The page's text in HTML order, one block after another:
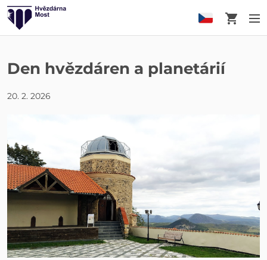
Košík
Den hvězdáren a planetárií
20. 2. 2026